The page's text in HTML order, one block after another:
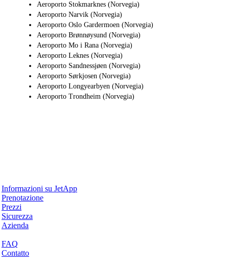
Aeroporto Stokmarknes (Norvegia)
Aeroporto Narvik (Norvegia)
Aeroporto Oslo Gardermoen (Norvegia)
Aeroporto Brønnøysund (Norvegia)
Aeroporto Mo i Rana (Norvegia)
Aeroporto Leknes (Norvegia)
Aeroporto Sandnessjøen (Norvegia)
Aeroporto Sørkjosen (Norvegia)
Aeroporto Longyearbyen (Norvegia)
Aeroporto Trondheim (Norvegia)
Informazioni su JetApp
Prenotazione
Prezzi
Sicurezza
Azienda
FAQ
Contatto